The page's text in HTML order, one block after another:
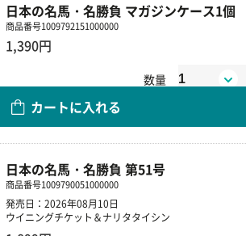
日本の名馬・名勝負 マガジンケース1個
商品番号1009792151000000
1,390円
数量
カートに入れる
日本の名馬・名勝負 第51号
商品番号1009790051000000
発売日：2026年08月10日
ウイニングチケット＆ナリタタイシン